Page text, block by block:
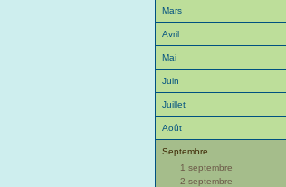
Mars
Avril
Mai
Juin
Juillet
Août
Septembre
1 septembre
2 septembre